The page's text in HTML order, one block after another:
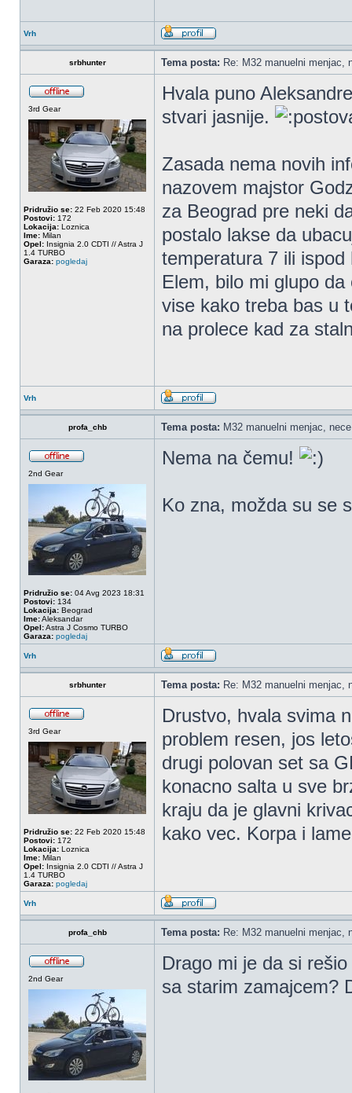
Vrh
srbhunter Tema posta: Re: M32 manuelni menjac,
3rd Gear
Pridružio se: 22 Feb 2020 15:48
Postovi: 172
Lokacija: Loznica
Ime: Milan
Opel: Insignia 2.0 CDTI // Astra J
1.4 TURBO
Garaza: pogledaj
Hvala puno
stvari jasnije.
Zasada nema novih
nazovem majstor
za Beograd pre neki
postalo lakse da
temperatura 7 ili
Elem, bilo mi glupo
vise kako treba bas u
na prolece kad za
Vrh
profa_chb Tema posta: M32 manuelni menjac,
2nd Gear
Pridružio se: 04 Avg 2023 18:31
Postovi: 134
Lokacija: Beograd
Ime:Aleksandar
Opel:Astra J Cosmo TURBO
Garaza: pogledaj
Nema na čemu!
Ko zna, možda su se
Vrh
srbhunter Tema posta: Re: M32 manuelni menjac,
3rd Gear
Pridružio se: 22 Feb 2020 15:48
Postovi: 172
Lokacija: Loznica
Ime: Milan
Opel: Insignia 2.0 CDTI // Astra J
1.4 TURBO
Garaza: pogledaj
Drustvo, hvala svima
problem resen, jos
drugi polovan set sa
konacno salta u sve
kraju da je glavni
kako vec. Korpa i
Vrh
profa_chb Tema posta: Re: M32 manuelni menjac,
2nd Gear
Drago mi je da si
sa starim zamajcem?